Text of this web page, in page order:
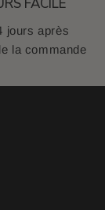
FACILE
jours après
la commande